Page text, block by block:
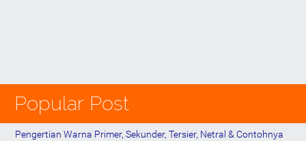
Popular Post
Pengertian Warna Primer, Sekunder, Tersier, Netral & Contohnya